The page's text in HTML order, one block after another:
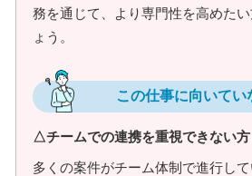
務を通じて、より専門性を高めた
ょう。
この仕事に向いてい
△チームでの連携を重視できない方
多くの案件がチーム体制で進行し